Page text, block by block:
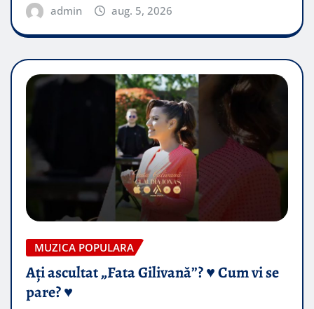
admin aug. 5, 2026
MUZICA POPULARA
Ați ascultat „Fata Gilivană”? ♥️ Cum vi se
pare? ♥️